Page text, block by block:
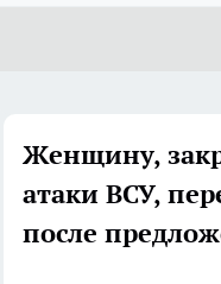
Женщину,
атаки ВСУ,
после